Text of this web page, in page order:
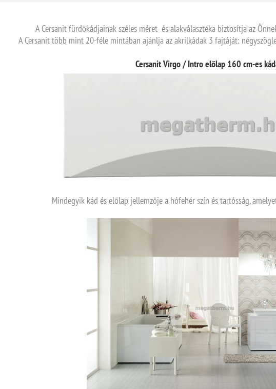
A Cersanit fürdőkádjainak széles méret- és alakválasztéka biztosítja az
A Cersanit több mint 20-féle mintában ajánlja az akrilkádak 3 fajtáját:
Cersanit Virgo / Intro előlap 160 cm-es
Mindegyik kád és előlap jellemzője a hófehér szín és tartósság,